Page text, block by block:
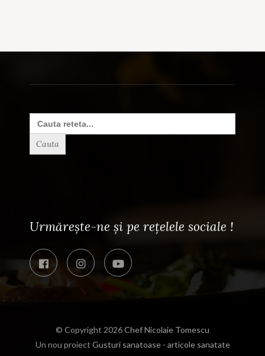
Search
for:
Urmărește-ne și pe rețelele sociale !
© Copyright 2026Chef Nicolaie Tomescu
Un nou proiect Gusturi sanatoase - articole sanatate